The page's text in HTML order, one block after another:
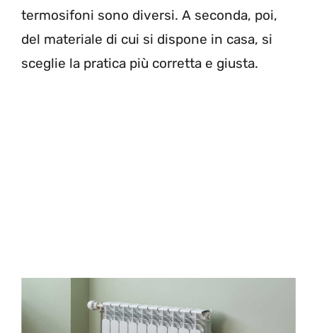
termosifoni sono diversi. A seconda, poi,
del materiale di cui si dispone in casa, si
sceglie la pratica più corretta e giusta.